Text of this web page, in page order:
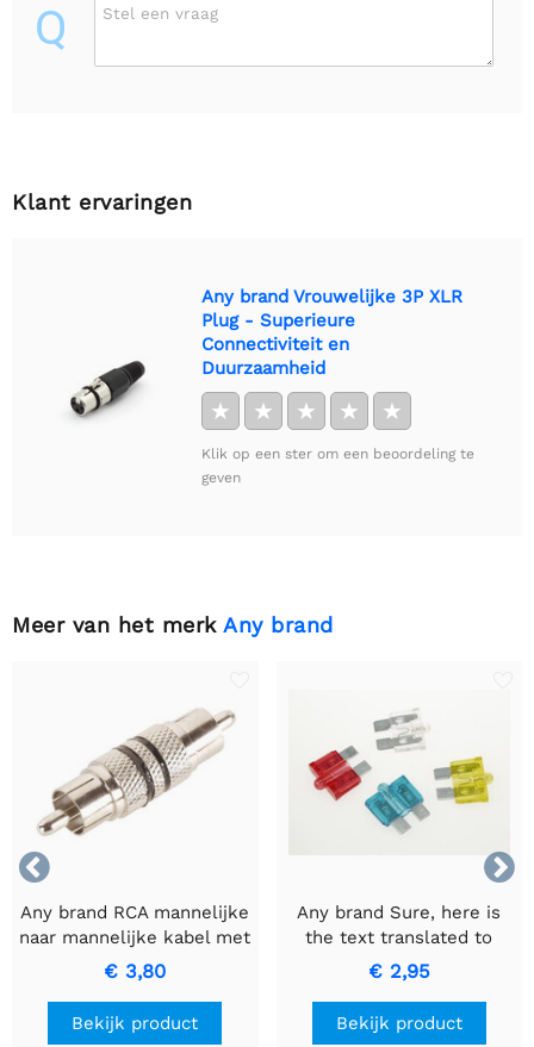
Q Stel een vraag
Klant ervaringen
Any brand Vrouwelijke 3P XLR
Plug - Superieure
Connectiviteit en
Duurzaamheid
★ ★ ★ ★ ★
Klik op een ster om een beoordeling te
geven
Meer van het merk Any brand


Any brand RCA mannelijke
naar mannelijke kabel met
zwarte ring voor
hoogwaardige
signaaloverdracht
€ 3,80
Bekijk product
Any brand Sure, here is
the text translated to
Dutch while keeping it
informal: AUTOZEKERING
MET CONTROLELAMPJE -
15A Blauwe Zekering.
€ 2,95
Bekijk product